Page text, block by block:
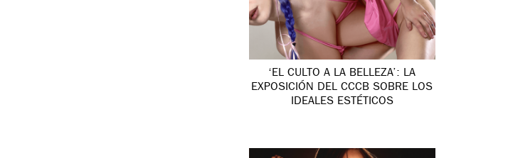
‘EL CULTO A LA BELLEZA’: LA
EXPOSICIÓN DEL CCCB SOBRE LOS
IDEALES ESTÉTICOS